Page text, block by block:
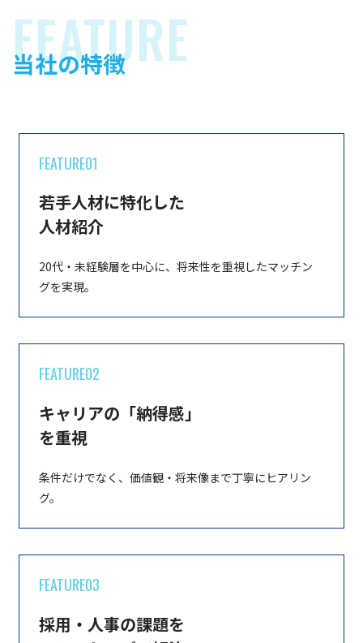
FEATURE
当社の特徴
FEATURE01
若手人材に特化した
人材紹介
20代・未経験層を中心に、将来性を重視したマッチン
グを実現。
FEATURE02
キャリアの「納得感」
を重視
条件だけでなく、価値観・将来像まで丁寧にヒアリン
グ。
FEATURE03
採用・人事の課題を